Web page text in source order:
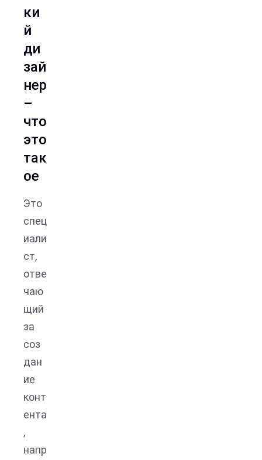
ки
й
ди
зай
нер
–
что
это
так
ое
Это
спец
иали
ст,
отве
чаю
щий
за
соз
дан
ие
конт
ента
,
напр